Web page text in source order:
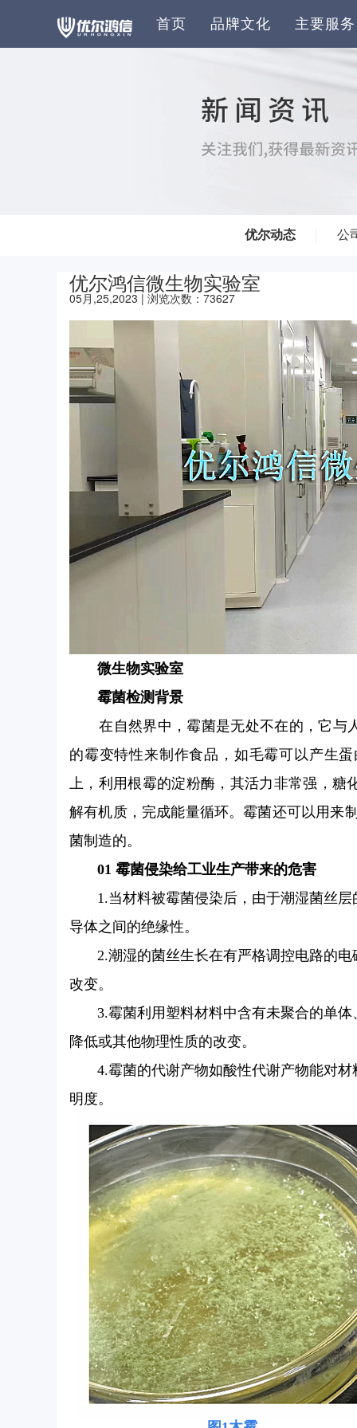
首页 品牌文化 主要服务
优尔动态 公
优尔鸿信微生物实验室
05月,25,2023 | 浏览次数：73627
微生物实验室
霉菌检测背景
在自然界中，霉菌是无处不在的，它与
的霉变特性来制作食品，如毛霉可以产生
上，利用根霉的淀粉酶，其活力非常强，糖
解有机质，完成能量循环。霉菌还可以用来
菌制造的。
01 霉菌侵染给工业生产带来的危害
1.当材料被霉菌侵染后，由于潮湿菌丝层
导体之间的绝缘性。
2.潮湿的菌丝生长在有严格调控电路的电
改变。
3.霉菌利用塑料材料中含有未聚合的单体
降低或其他物理性质的改变。
4.霉菌的代谢产物如酸性代谢产物能对材
明度。